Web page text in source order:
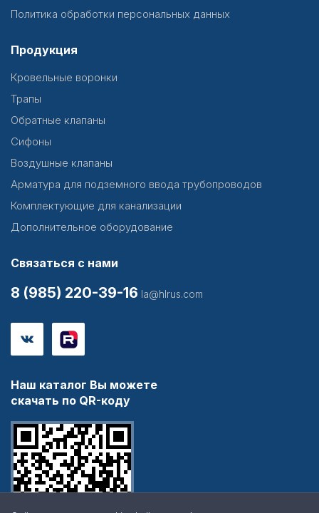
Политика обработки персональных данных
Продукция
Кровельные воронки
Трапы
Обратные клапаны
Сифоны
Воздушные клапаны
Арматура для подземного ввода трубопроводов
Комплектующие для канализации
Дополнительное оборудование
Связаться с нами
8 (985) 220-39-16 la@hlrus.com
Наш каталог Вы можете
скачать по QR-коду